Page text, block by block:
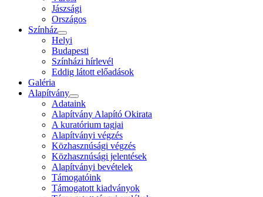
Jászsági
Országos
Színház
Helyi
Budapesti
Színházi hírlevél
Eddig látott előadások
Galéria
Alapítvány
Adataink
Alapítvány Alapító Okirata
A kuratórium tagjai
Alapítványi végzés
Közhasznúsági végzés
Közhasznúsági jelentések
Alapítványi bevételek
Támogatóink
Támogatott kiadványok